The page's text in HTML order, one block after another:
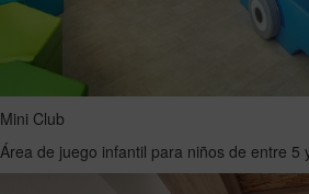
Mini Club
Área de juego infantil para niños de entre 5